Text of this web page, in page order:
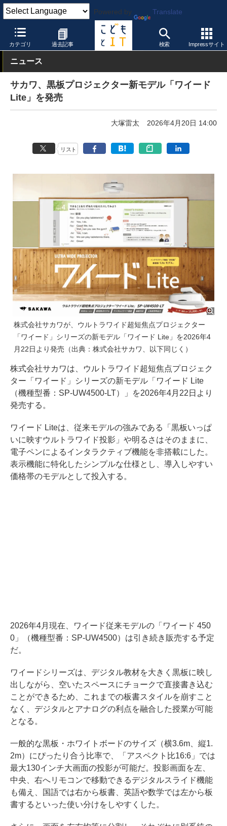
Powered by Translate
カテゴリ 過去記事 検索 Impressサイト
こどもとIT 製品・サービス
ニュース
サカワ、黒板プロジェクター新モデル「ワイード
Lite」を発売
大塚雷太 2026年4月20日 14:00
リスト
株式会社サカワが、ウルトラワイド超短焦点プロジェクター
「ワイード」シリーズの新モデル「ワイード Lite」を2026年4
月22日より発売（出典：株式会社サカワ、以下同じく）
株式会社サカワは、ウルトラワイド超短焦点プロジェク
ター「ワイード」シリーズの新モデル「ワイード Lite
（機種型番：SP-UW4500-LT）」を2026年4月22日より
発売する。
ワイード Liteは、従来モデルの強みである「黒板いっぱ
いに映すウルトラワイド投影」や明るさはそのままに、
電子ペンによるインタラクティブ機能を非搭載にした。
表示機能に特化したシンプルな仕様とし、導入しやすい
価格帯のモデルとして投入する。
2026年4月現在、ワイード従来モデルの「ワイード 450
0」（機種型番：SP-UW4500）は引き続き販売する予定
だ。
ワイードシリーズは、デジタル教材を大きく黒板に映し
出しながら、空いたスペースにチョークで直接書き込む
ことができるため、これまでの板書スタイルを崩すこと
なく、デジタルとアナログの利点を融合した授業が可能
となる。
一般的な黒板・ホワイトボードのサイズ（横3.6m、縦1.
2m）にぴったり合う比率で、「アスペクト比16:6」では
最大130インチ大画面の投影が可能だ。投影画面を左、
中央、右へリモコンで移動できるデジタルスライド機能
も備え、国語では右から板書、英語や数学では左から板
書するといった使い分けをしやすくした。